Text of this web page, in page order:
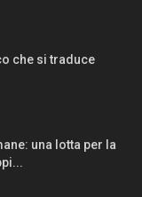
che si traduce
una lotta per la